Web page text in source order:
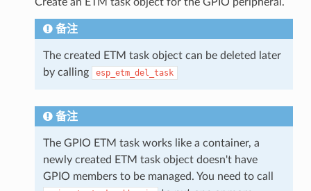
Create an ETM task object for the GPIO peripheral.
备注
The created ETM task object can be deleted later
by calling
esp_etm_del_task
备注
The GPIO ETM task works like a container, a
newly created ETM task object doesn't have
GPIO members to be managed. You need to call